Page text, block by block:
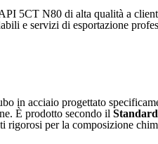
5CT N80 di alta qualità a
e servizi di esportazione
in acciaio progettato
È prodotto secondo il
rigorosi per la composizione